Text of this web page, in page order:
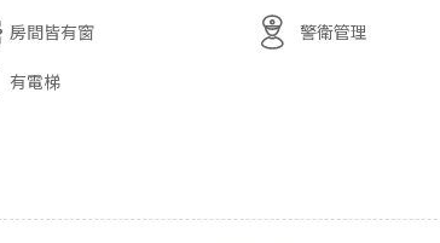
房間皆有窗
有電梯
警衛管理